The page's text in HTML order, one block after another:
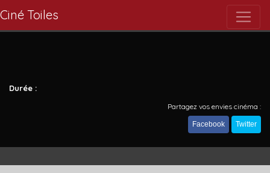
Ciné Toiles
Durée :
Partagez vos envies cinéma :
Facebook Twitter